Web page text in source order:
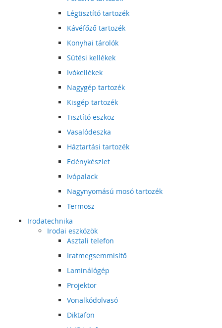
Légtisztító tartozék
Kávéfőző tartozék
Konyhai tárolók
Sütési kellékek
Ivókellékek
Nagygép tartozék
Kisgép tartozék
Tisztító eszköz
Vasalódeszka
Háztartási tartozék
Edénykészlet
Ivópalack
Nagynyomású mosó tartozék
Termosz
Irodatechnika
Irodai eszközök
Asztali telefon
Iratmegsemmisítő
Laminálógép
Projektor
Vonalkódolvasó
Diktafon